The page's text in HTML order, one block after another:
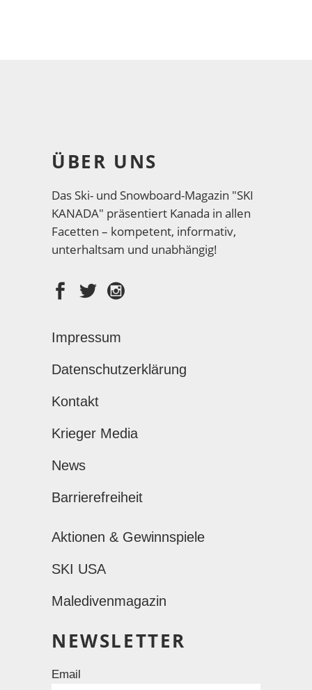
ÜBER UNS
Das Ski- und Snowboard-Magazin "SKI
KANADA" präsentiert Kanada in allen
Facetten – kompetent, informativ,
unterhaltsam und unabhängig!
Impressum
Datenschutzerklärung
Kontakt
Krieger Media
News
Barrierefreiheit
Aktionen & Gewinnspiele
SKI USA
Maledivenmagazin
NEWSLETTER
Email